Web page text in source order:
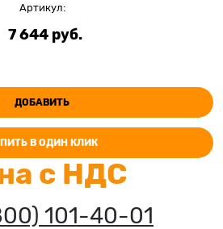
Артикул:
7 644 руб.
ДОБАВИТЬ
В ОДИН КЛИК
с НДС
101-40-01